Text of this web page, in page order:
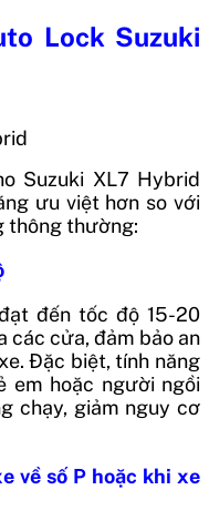
Lock Suzuki
Suzuki XL7 Hybrid
ưu việt hơn so với
thông thường:
đến tốc độ 15-20
các cửa, đảm bảo an
Đặc biệt, tính năng
em hoặc người ngồi
chạy, giảm nguy cơ
về số P hoặc khi xe